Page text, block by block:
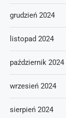
grudzień 2024
listopad 2024
październik 2024
wrzesień 2024
sierpień 2024